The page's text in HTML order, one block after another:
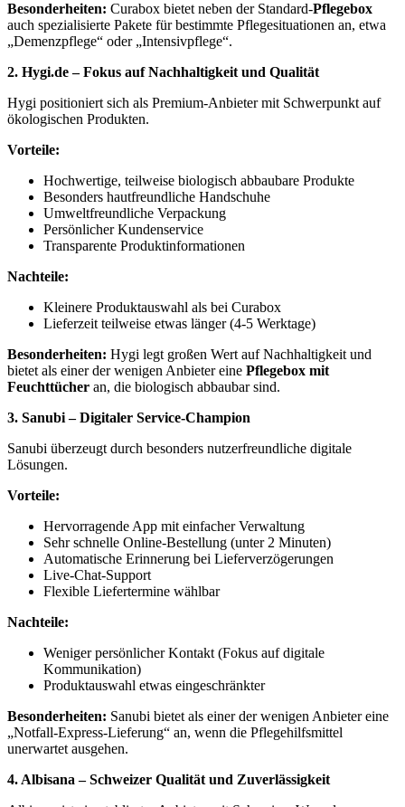
Besonderheiten: Curabox bietet neben der Standard-Pflegebox
auch spezialisierte Pakete für bestimmte Pflegesituationen an, etwa
„Demenzpflege“ oder „Intensivpflege“.
2. Hygi.de – Fokus auf Nachhaltigkeit und Qualität
Hygi positioniert sich als Premium-Anbieter mit Schwerpunkt auf
ökologischen Produkten.
Vorteile:
Hochwertige, teilweise biologisch abbaubare Produkte
Besonders hautfreundliche Handschuhe
Umweltfreundliche Verpackung
Persönlicher Kundenservice
Transparente Produktinformationen
Nachteile:
Kleinere Produktauswahl als bei Curabox
Lieferzeit teilweise etwas länger (4-5 Werktage)
Besonderheiten: Hygi legt großen Wert auf Nachhaltigkeit und
bietet als einer der wenigen Anbieter eine Pflegebox mit
Feuchttücher an, die biologisch abbaubar sind.
3. Sanubi – Digitaler Service-Champion
Sanubi überzeugt durch besonders nutzerfreundliche digitale
Lösungen.
Vorteile:
Hervorragende App mit einfacher Verwaltung
Sehr schnelle Online-Bestellung (unter 2 Minuten)
Automatische Erinnerung bei Lieferverzögerungen
Live-Chat-Support
Flexible Liefertermine wählbar
Nachteile:
Weniger persönlicher Kontakt (Fokus auf digitale
Kommunikation)
Produktauswahl etwas eingeschränkter
Besonderheiten: Sanubi bietet als einer der wenigen Anbieter eine
„Notfall-Express-Lieferung“ an, wenn die Pflegehilfsmittel
unerwartet ausgehen.
4. Albisana – Schweizer Qualität und Zuverlässigkeit